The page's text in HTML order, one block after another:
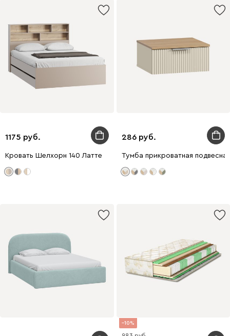
1175
Кровать Шелхорн 140 Латте
286
Тумба прикроватная
10